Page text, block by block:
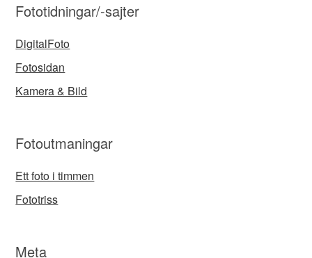
Fototidningar/-sajter
DigitalFoto
Fotosidan
Kamera & Bild
Fotoutmaningar
Ett foto i timmen
Fototriss
Meta